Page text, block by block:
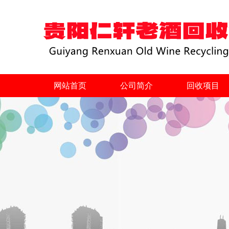
网站首页 公司简介 回收项目